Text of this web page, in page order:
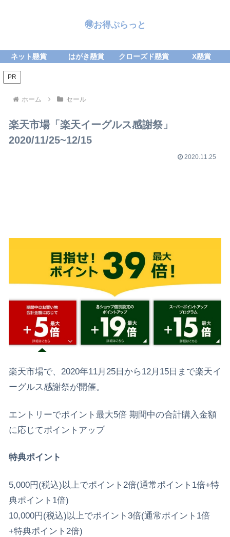
🉐お得ぷらっと
ネット懸賞 はがき懸賞 クローズド懸賞 X懸賞
PR
ホーム セール
楽天市場「楽天イーグルス感謝祭」
2020/11/25~12/15
2020.11.25
楽天市場で、2020年11月25日から12月15日まで楽天イ
ーグルス感謝祭が開催。
エントリーでポイント最大5倍 期間中の合計購入金額
に応じてポイントアップ
特典ポイント
5,000円(税込)以上でポイント2倍(通常ポイント1倍+特
典ポイント1倍)
10,000円(税込)以上でポイント3倍(通常ポイント1倍
+特典ポイント2倍)